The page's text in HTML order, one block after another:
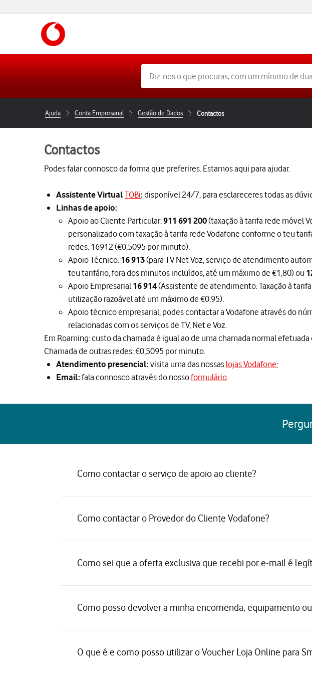
Ajuda Conta Empresarial Gestão de Dados Contactos
Contactos
Podes falar connosco da forma que preferires. Estamos aqui para ajudar.
Assistente Virtual TOBi: disponível 24/7, para esclareceres todas as
Linhas de apoio:
Apoio ao Cliente Particular:911 691 200(taxação à tarifa rede móvel
personalizado com taxação à tarifa rede Vodafone conforme o teu
redes: 16912 (€0,5095 por minuto).
Apoio Técnico: 16 913(para TV Net Voz, serviço de atendimento
teu tarifário, fora dos minutos incluídos, até um máximo de €1,80) ou
Apoio Empresarial 16 914(Assistente de atendimento: Taxação à
utilização razoável até um máximo de €0.95).
Apoio técnico empresarial, podes contactar a Vodafone através do
relacionadas com os serviços de TV, Net e Voz.
Em Roaming: custo da chamada é igual ao de uma chamada normal
Chamada de outras redes: €0,5095 por minuto.
Atendimento presencial: visita uma das nossaslojas Vodafone;
Email: fala connosco através do nossoformulário
Como contactar o serviço de apoio ao cliente?
Como contactar o Provedor do Cliente Vodafone?
Como sei que a oferta exclusiva que recebi por e-mail é
Como posso devolver a minha encomenda, equipamento
O que é e como posso utilizar o Voucher Loja Online para